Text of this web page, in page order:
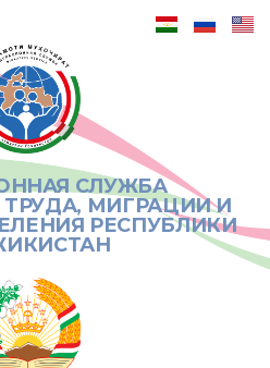
СЛУЖБА
МИГРАЦИИ И
РЕСПУБЛИКИ